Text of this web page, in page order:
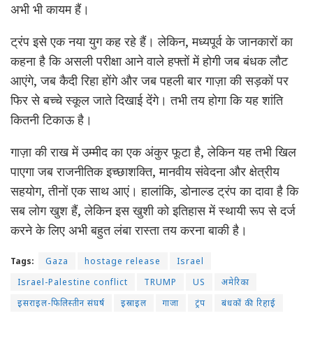
अभी भी कायम हैं।
ट्रंप इसे एक नया युग कह रहे हैं। लेकिन, मध्यपूर्व के जानकारों का
कहना है कि असली परीक्षा आने वाले हफ्तों में होगी जब बंधक लौट
आएंगे, जब कैदी रिहा होंगे और जब पहली बार गाज़ा की सड़कों पर
फिर से बच्चे स्कूल जाते दिखाई देंगे। तभी तय होगा कि यह शांति
कितनी टिकाऊ है।
गाज़ा की राख में उम्मीद का एक अंकुर फूटा है, लेकिन यह तभी खिल
पाएगा जब राजनीतिक इच्छाशक्ति, मानवीय संवेदना और क्षेत्रीय
सहयोग, तीनों एक साथ आएं। हालांकि, डोनाल्ड ट्रंप का दावा है कि
सब लोग खुश हैं, लेकिन इस खुशी को इतिहास में स्थायी रूप से दर्ज
करने के लिए अभी बहुत लंबा रास्ता तय करना बाकी है।
Tags: Gaza hostage release
Israel
Israel-Palestine conflict
TRUMP US
अमेरिका
इसराइल-फिलिस्तीन संघर्ष
इस्राइल गाजा ट्रंप बंधकों की रिहाई